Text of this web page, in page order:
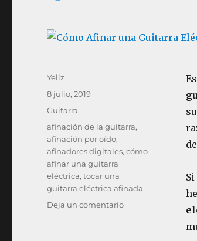
Autor
Yeliz
Publicado
8 julio, 2019
Categorías
Guitarra
Etiquetas
afinación de la guitarra,
afinación por oído,
afinadores digitales,cómo
afinar una guitarra
eléctrica,tocar una
guitarra eléctrica afinada
Deja un comentarioen